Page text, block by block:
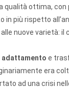
qualità ottima,
più rispetto
nuove varietà:
adattamento e
era
ad una crisi